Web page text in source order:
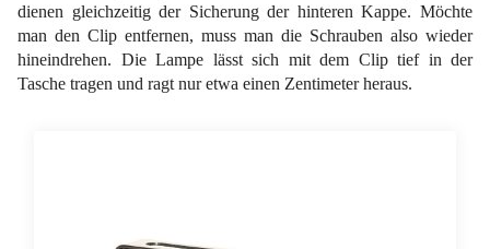
dienen gleichzeitig der Sicherung der hinteren Kappe. Möchte
man den Clip entfernen, muss man die Schrauben also wieder
hineindrehen. Die Lampe lässt sich mit dem Clip tief in der
Tasche tragen und ragt nur etwa einen Zentimeter heraus.